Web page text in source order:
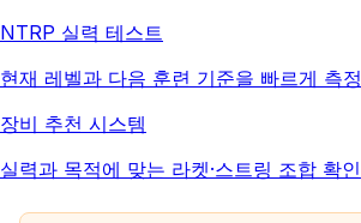
NTRP 실력 테스트
현재 레벨과 다음 훈련 기준을 빠르게 측정
장비 추천 시스템
실력과 목적에 맞는 라켓·스트링 조합 확인